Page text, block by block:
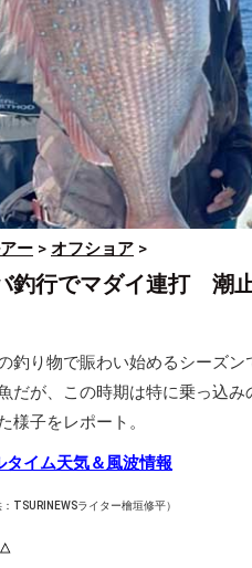
ー > オフショア >
釣行でマダイ連打 潮
釣り物で賑わい始めるシーズ
だが、この時期は特に乗っ込
様子をレポート。
タイム天気＆風波情報
TSURINEWSライター檜垣修平）